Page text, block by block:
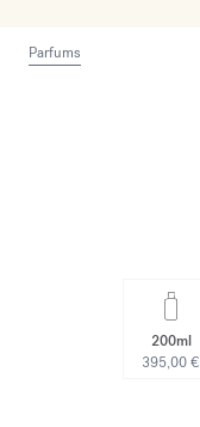
Parfums
200ml
395,00 €